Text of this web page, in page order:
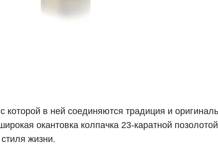
в ней соединяются традиция и
окантовка колпачка 23-каратной
жизни.